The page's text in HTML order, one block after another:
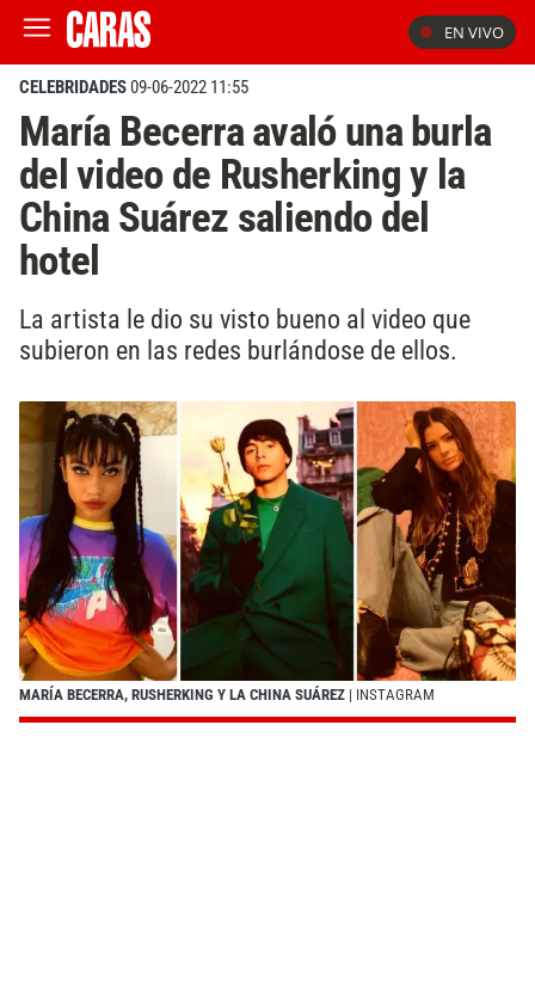
EN VIVO
CELEBRIDADES09-06-2022 11:55
María Becerra avaló una burla
del video de Rusherking y la
China Suárez saliendo del
hotel
La artista le dio su visto bueno al video que
subieron en las redes burlándose de ellos.
MARÍA BECERRA, RUSHERKING Y LA CHINA SUÁREZ | INSTAGRAM